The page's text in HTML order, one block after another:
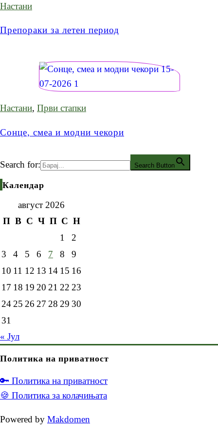
Настани
Препораки за летен период
Настани, Први стапки
Сонце, смеа и модни чекори
Search for: Search Button
Календар
август 2026
П В С Ч П С Н
1
2
3
4 5 6 7 8
9
10 11 12 13 14 15 16
17 18 19 20 21 22 23
24 25 26 27 28 29 30
31
« Јул
Политика на приватност
🔑 Политика на приватност
🍪 Политика за колачињата
Powered by Makdomen